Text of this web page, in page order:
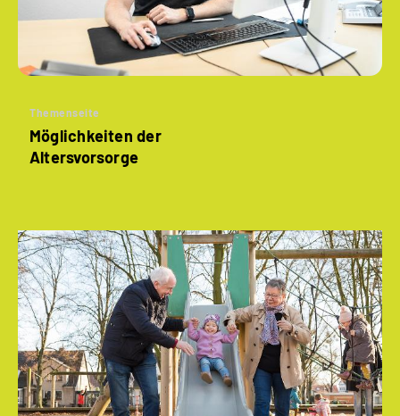
Themenseite
Möglichkeiten der
Altersvorsorge